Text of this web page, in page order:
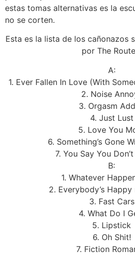
estas tomas alternativas es la
no se corten.
Esta es la lista de los cañonazos
por The
A:
1. Ever Fallen In Love (With
2. Noise
3. Orgasm
4. Just Lust
5. Love You
6. Something’s Gone
7. You Say You
B:
1. Whatever
2. Everybody’s
3. Fast Cars
4. What Do I
5. Lipstick
6. Oh Shit!
7. Fiction